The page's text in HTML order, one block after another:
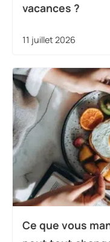
vacances ?
11 juillet 2026
Ce que vous